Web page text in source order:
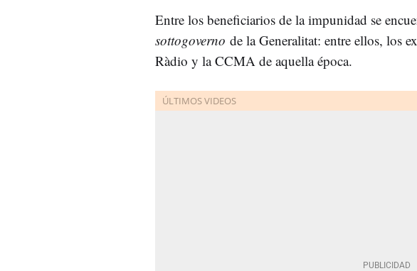
Entre los beneficiarios de la impunidad se
sottogoverno de la Generalitat: entre ellos, los
Ràdio y la CCMA de aquella época.